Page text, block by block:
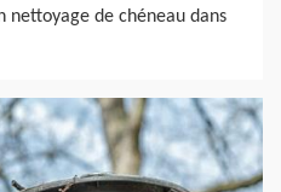
de chéneau dans